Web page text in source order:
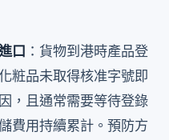
口 ：貨物到港時產品登
粧品未取得核准字號即
，且通常需要等待登錄
費用持續累計。預防方